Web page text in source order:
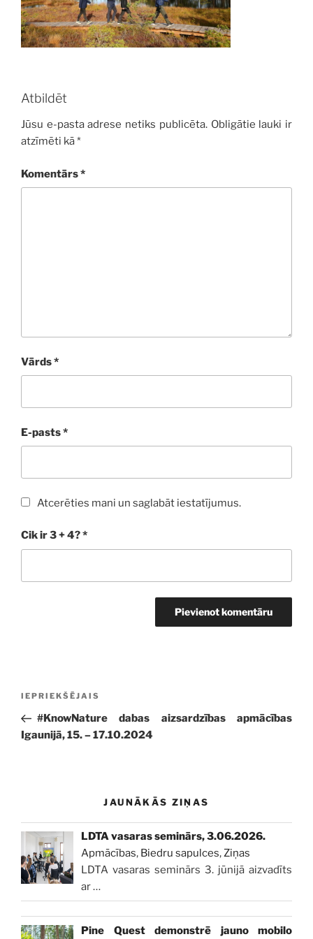
Atbildēt
Jūsu e-pasta adrese netiks publicēta. Obligātie lauki ir
atzīmēti kā*
Komentārs*
Vārds*
E-pasts*
Atcerēties mani un saglabāt iestatījumus.
Cik ir 3 + 4?*
Iepriekšējā
ziņa:
IEPRIEKŠĒJAIS
#KnowNature dabas aizsardzības apmācības
Igaunijā, 15. – 17.10.2024
JAUNĀKĀS ZIŅAS
LDTA vasaras seminārs, 3.06.2026.
Apmācības, Biedru sapulces,Ziņas
LDTA vasaras seminārs 3. jūnijā aizvadīts
ar…
Pine Quest demonstrē jauno mobilo